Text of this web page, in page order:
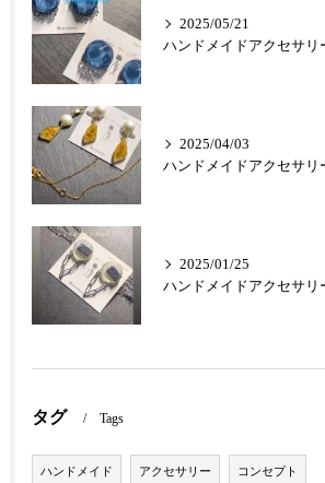
2025/05/21
2025/04/03
2025/01/25
タグ Tags
ハンドメイド アクセサリー コンセプト